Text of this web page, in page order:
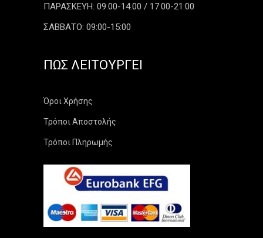
ΠΑΡΑΣΚΕΥΗ: 09:00-14:00 / 17:00-21:00
ΣΑΒΒΑΤΟ: 09:00-15:00
ΠΏΣ ΛΕΙΤΟΥΡΓΕΊ
Όροι Χρήσης
Τρόποι Αποστολής
Τρόποι Πληρωμής